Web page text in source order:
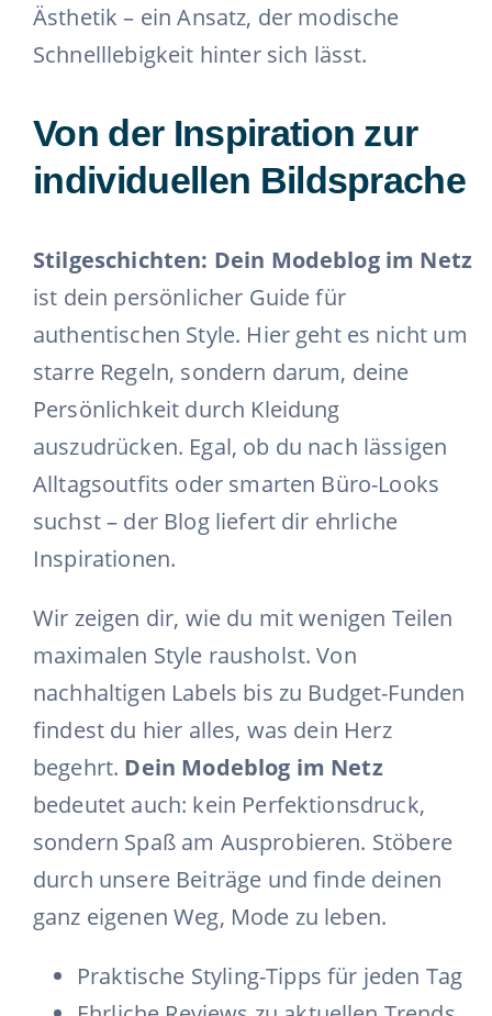
Ästhetik – ein Ansatz, der modische
Schnelllebigkeit hinter sich lässt.
Von der Inspiration zur
individuellen Bildsprache
Stilgeschichten: Dein Modeblog im Netz
ist dein persönlicher Guide für
authentischen Style. Hier geht es nicht um
starre Regeln, sondern darum, deine
Persönlichkeit durch Kleidung
auszudrücken. Egal, ob du nach lässigen
Alltagsoutfits oder smarten Büro-Looks
suchst – der Blog liefert dir ehrliche
Inspirationen.
Wir zeigen dir, wie du mit wenigen Teilen
maximalen Style rausholst. Von
nachhaltigen Labels bis zu Budget-Funden
findest du hier alles, was dein Herz
begehrt. Dein Modeblog im Netz
bedeutet auch: kein Perfektionsdruck,
sondern Spaß am Ausprobieren. Stöbere
durch unsere Beiträge und finde deinen
ganz eigenen Weg, Mode zu leben.
Praktische Styling-Tipps für jeden Tag